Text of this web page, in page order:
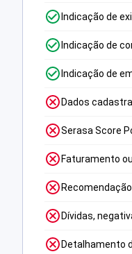
Indicação de
Indicação de
Indicação de
Dados
Serasa Score
Faturamento
Dívidas,
Detalhamento